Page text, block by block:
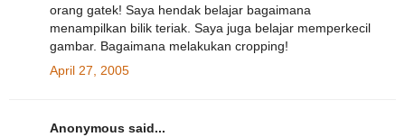
orang gatek! Saya hendak belajar bagaimana
menampilkan bilik teriak. Saya juga belajar memperkecil
gambar. Bagaimana melakukan cropping!
April 27, 2005
Anonymous said...